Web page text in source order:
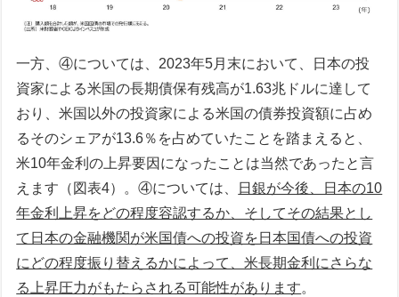
一方、④については、2023年5月末において、日本の投
資家による米国の長期債保有残高が1.63兆ドルに達して
おり、米国以外の投資家による米国の債券投資額に占め
るそのシェアが13.6％を占めていたことを踏まえると、
米10年金利の上昇要因になったことは当然であったと言
えます（図表4）。④については、
日銀が今後、日本の10
年金利上昇をどの程度容認するか、そしてその結果とし
て日本の金融機関が米国債への投資を日本国債への投資
にどの程度振り替えるかによって、米長期金利にさらな
る上昇圧力がもたらされる可能性があります。